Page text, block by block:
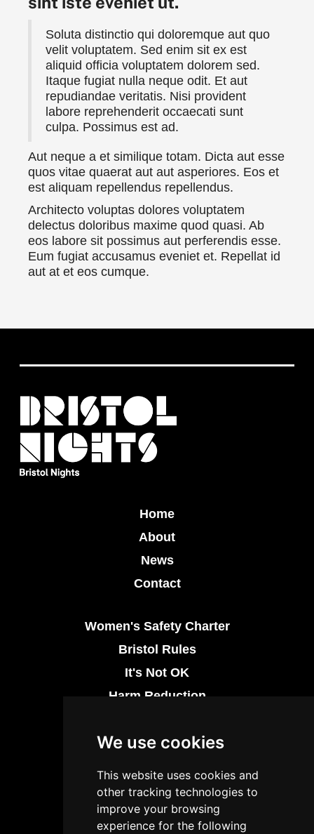
We use cookies
This website uses cookies and
other tracking technologies to
improve your browsing
experience for the following
Soluta distinctio qui doloremque aut quo
velit voluptatem. Sed enim sit ex est
aliquid officia voluptatem dolorem sed.
Itaque fugiat nulla neque odit. Et aut
repudiandae veritatis. Nisi provident
labore reprehenderit occaecati sunt
culpa. Possimus est ad.
Aut neque a et similique totam. Dicta aut esse
quos vitae quaerat aut aut asperiores. Eos et
est aliquam repellendus repellendus.
Architecto voluptas dolores voluptatem
delectus doloribus maxime quod quasi. Ab
eos labore sit possimus aut perferendis esse.
Eum fugiat accusamus eveniet et. Repellat id
aut at et eos cumque.
Home
About
News
Contact
Women's Safety Charter
Bristol Rules
It's Not OK
Harm Reduction
Drug Safety
Licensing Regulation
Industry Support Networks
Funding